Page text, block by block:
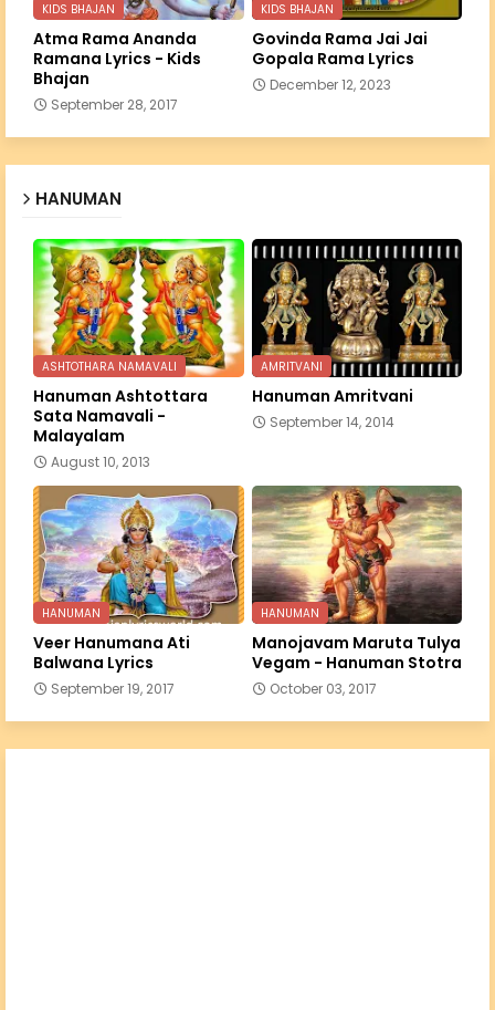
KIDS BHAJAN
Atma Rama Ananda
Ramana Lyrics - Kids
Bhajan
September 28, 2017
KIDS BHAJAN
Govinda Rama Jai Jai
Gopala Rama Lyrics
December 12, 2023
HANUMAN
ASHTOTHARA NAMAVALI
Hanuman Ashtottara
Sata Namavali -
Malayalam
August 10, 2013
AMRITVANI
Hanuman Amritvani
September 14, 2014
HANUMAN
Veer Hanumana Ati
Balwana Lyrics
September 19, 2017
HANUMAN
Manojavam Maruta Tulya
Vegam - Hanuman Stotra
October 03, 2017